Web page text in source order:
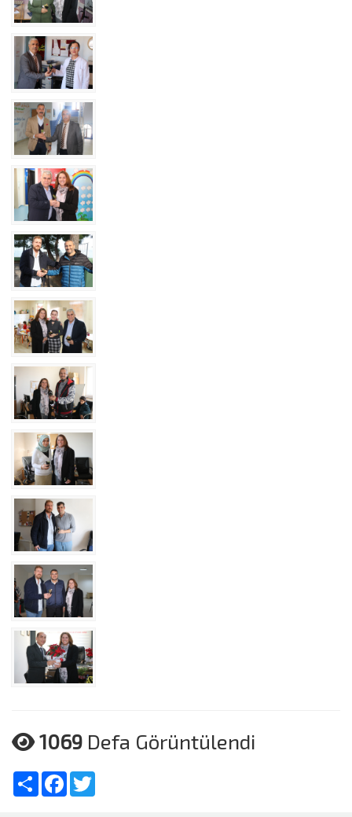
1069 Defa Görüntülendi
Share Facebook